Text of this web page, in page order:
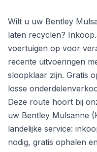
Wilt u uw Bentley
laten recyclen?
voertuigen op voor
recente uitvoeringen
sloopklaar zijn. Gratis
losse
Deze route hoort bij
uw Bentley Mulsanne
landelijke service:
nodig, gratis ophalen